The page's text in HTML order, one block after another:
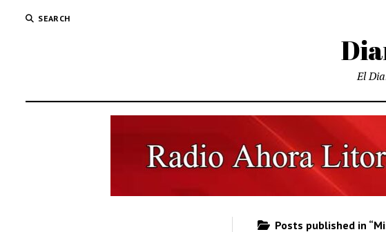
SEARCH
El
Posts published in